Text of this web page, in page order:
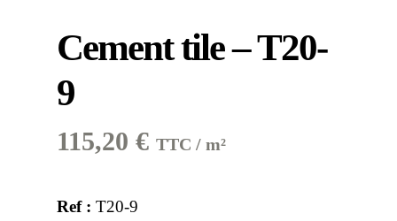
Cement tile – T20-
9
115,20 € TTC / m²
Ref : T20-9